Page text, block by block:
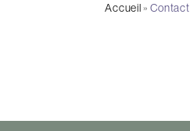
Accueil» Contact